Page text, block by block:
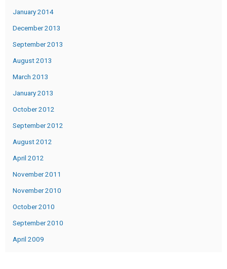
January 2014
December 2013
September 2013
August 2013
March 2013
January 2013
October 2012
September 2012
August 2012
April 2012
November 2011
November 2010
October 2010
September 2010
April 2009